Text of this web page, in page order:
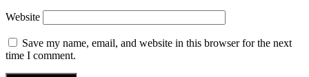
Website
Save my name, email, and website in this browser for the next
time I comment.